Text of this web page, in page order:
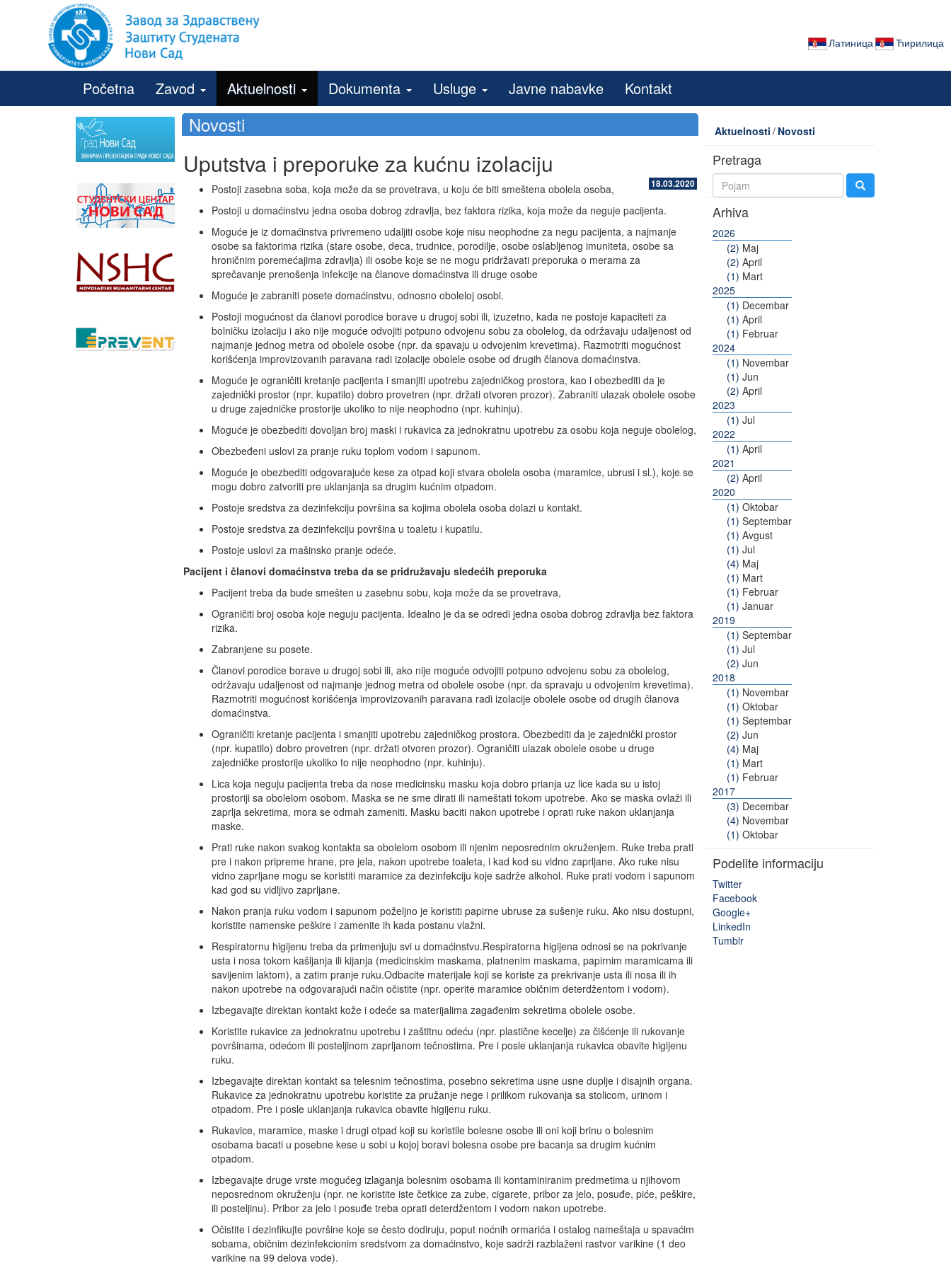
Ћирилица
Латиница
Početna Zavod Aktuelnosti Dokumenta Usluge Javne nabavke Kontakt
Novosti
Uputstva i preporuke za kućnu izolaciju
18.03.2020
Postoji zasebna soba, koja može da se provetrava, u koju će biti smeštena obolela osoba,
Postoji u domaćinstvu jedna osoba dobrog zdravlja, bez faktora rizika, koja može da neguje pacijenta.
Moguće je iz domaćinstva privremeno udaljiti osobe koje nisu neophodne za negu pacijenta, a najmanje
osobe sa faktorima rizika (stare osobe, deca, trudnice, porodilje, osobe oslabljenog imuniteta, osobe sa
hroničnim poremećajima zdravlja) ili osobe koje se ne mogu pridržavati preporuka o merama za
sprečavanje prenošenja infekcije na članove domaćinstva ili druge osobe
Moguće je zabraniti posete domaćinstvu, odnosno oboleloj osobi.
Postoji mogućnost da članovi porodice borave u drugoj sobi ili, izuzetno, kada ne postoje kapaciteti za
bolničku izolaciju i ako nije moguće odvojiti potpuno odvojenu sobu za obolelog, da održavaju udaljenost od
najmanje jednog metra od obolele osobe (npr. da spavaju u odvojenim krevetima). Razmotriti mogućnost
korišćenja improvizovanih paravana radi izolacije obolele osobe od drugih članova domaćinstva.
Moguće je ograničiti kretanje pacijenta i smanjiti upotrebu zajedničkog prostora, kao i obezbediti da je
zajednički prostor (npr. kupatilo) dobro provetren (npr. držati otvoren prozor). Zabraniti ulazak obolele osobe
u druge zajedničke prostorije ukoliko to nije neophodno (npr. kuhinju).
Moguće je obezbediti dovoljan broj maski i rukavica za jednokratnu upotrebu za osobu koja neguje obolelog,
Obezbeđeni uslovi za pranje ruku toplom vodom i sapunom.
Moguće je obezbediti odgovarajuće kese za otpad koji stvara obolela osoba (maramice, ubrusi i sl.), koje se
mogu dobro zatvoriti pre uklanjanja sa drugim kućnim otpadom.
Postoje sredstva za dezinfekciju površina sa kojima obolela osoba dolazi u kontakt.
Postoje sredstva za dezinfekciju površina u toaletu i kupatilu.
Postoje uslovi za mašinsko pranje odeće.
Pacijent i članovi domaćinstva treba da se pridružavaju sledećih preporuka
Pacijent treba da bude smešten u zasebnu sobu, koja može da se provetrava,
Ograničiti broj osoba koje neguju pacijenta. Idealno je da se odredi jedna osoba dobrog zdravlja bez faktora
rizika.
Zabranjene su posete.
Članovi porodice borave u drugoj sobi ili, ako nije moguće odvojiti potpuno odvojenu sobu za obolelog,
održavaju udaljenost od najmanje jednog metra od obolele osobe (npr. da spravaju u odvojenim krevetima).
Razmotriti mogućnost korišćenja improvizovanih paravana radi izolacije obolele osobe od drugih članova
domaćinstva.
Ograničiti kretanje pacijenta i smanjiti upotrebu zajedničkog prostora. Obezbediti da je zajednički prostor
(npr. kupatilo) dobro provetren (npr. držati otvoren prozor). Ograničiti ulazak obolele osobe u druge
zajedničke prostorije ukoliko to nije neophodno (npr. kuhinju).
Lica koja neguju pacijenta treba da nose medicinsku masku koja dobro prianja uz lice kada su u istoj
prostoriji sa obolelom osobom. Maska se ne sme dirati ili nameštati tokom upotrebe. Ako se maska ovlaži ili
zaprlja sekretima, mora se odmah zameniti. Masku baciti nakon upotrebe i oprati ruke nakon uklanjanja
maske.
Prati ruke nakon svakog kontakta sa obolelom osobom ili njenim neposrednim okruženjem. Ruke treba prati
pre i nakon pripreme hrane, pre jela, nakon upotrebe toaleta, i kad kod su vidno zaprljane. Ako ruke nisu
vidno zaprljane mogu se koristiti maramice za dezinfekciju koje sadrže alkohol. Ruke prati vodom i sapunom
kad god su vidljivo zaprljane.
Nakon pranja ruku vodom i sapunom poželjno je koristiti papirne ubruse za sušenje ruku. Ako nisu dostupni,
koristite namenske peškire i zamenite ih kada postanu vlažni.
Respiratornu higijenu treba da primenjuju svi u domaćinstvu.Respiratorna higijena odnosi se na pokrivanje
usta i nosa tokom kašljanja ili kijanja (medicinskim maskama, platnenim maskama, papirnim maramicama ili
savijenim laktom), a zatim pranje ruku.Odbacite materijale koji se koriste za prekrivanje usta ili nosa ili ih
nakon upotrebe na odgovarajući način očistite (npr. operite maramice običnim deterdžentom i vodom).
Izbegavajte direktan kontakt kože i odeće sa materijalima zagađenim sekretima obolele osobe.
Koristite rukavice za jednokratnu upotrebu i zaštitnu odeću (npr. plastične kecelje) za čišćenje ili rukovanje
površinama, odećom ili posteljinom zaprljanom tečnostima. Pre i posle uklanjanja rukavica obavite higijenu
ruku.
Izbegavajte direktan kontakt sa telesnim tečnostima, posebno sekretima usne usne duplje i disajnih organa.
Rukavice za jednokratnu upotrebu koristite za pružanje nege i prilikom rukovanja sa stolicom, urinom i
otpadom. Pre i posle uklanjanja rukavica obavite higijenu ruku.
Rukavice, maramice, maske i drugi otpad koji su koristile bolesne osobe ili oni koji brinu o bolesnim
osobama bacati u posebne kese u sobi u kojoj boravi bolesna osobe pre bacanja sa drugim kućnim
otpadom.
Izbegavajte druge vrste mogućeg izlaganja bolesnim osobama ili kontaminiranim predmetima u njihovom
neposrednom okruženju (npr. ne koristite iste četkice za zube, cigarete, pribor za jelo, posuđe, piće, peškire,
ili posteljinu). Pribor za jelo i posuđe treba oprati deterdžentom i vodom nakon upotrebe.
Očistite i dezinfikujte površine koje se često dodiruju, poput noćnih ormarića i ostalog nameštaja u spavaćim
sobama, običnim dezinfekcionim sredstvom za domaćinstvo, koje sadrži razblaženi rastvor varikine (1 deo
varikine na 99 delova vode).
Aktuelnosti / Novosti
Pretraga
Arhiva
2026
(2) Maj
(2) April
(1) Mart
2025
(1) Decembar
(1) April
(1) Februar
2024
(1) Novembar
(1) Jun
(2) April
2023
(1) Jul
2022
(1) April
2021
(2) April
2020
(1) Oktobar
(1) Septembar
(1) Avgust
(1) Jul
(4) Maj
(1) Mart
(1) Februar
(1) Januar
2019
(1) Septembar
(1) Jul
(2) Jun
2018
(1) Novembar
(1) Oktobar
(1) Septembar
(2) Jun
(4) Maj
(1) Mart
(1) Februar
2017
(3) Decembar
(4) Novembar
(1) Oktobar
Podelite informaciju
Twitter
Facebook
Google+
LinkedIn
Tumblr